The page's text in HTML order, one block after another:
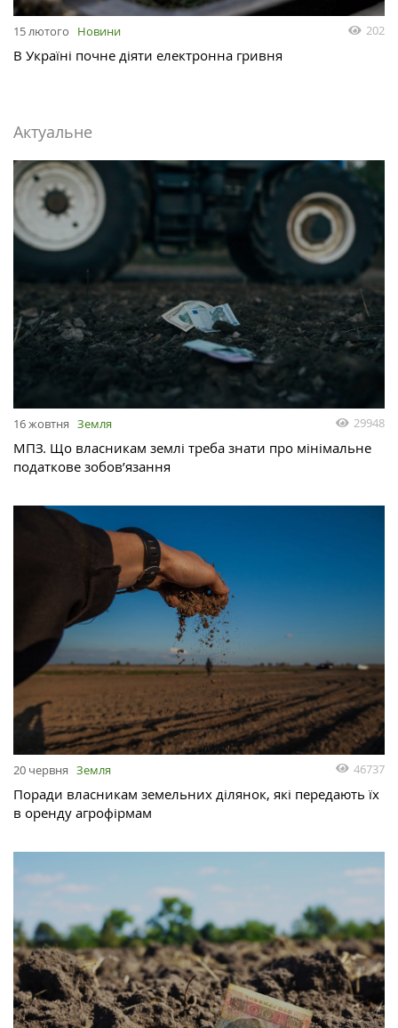
15 лютого Новини 202
В Україні почне діяти електронна гривня
Актуальне
16 жовтня Земля 29948
МПЗ. Що власникам землі треба знати про мінімальне
податкове зобов’язання
20 червня Земля 46737
Поради власникам земельних ділянок, які передають їх
в оренду агрофірмам